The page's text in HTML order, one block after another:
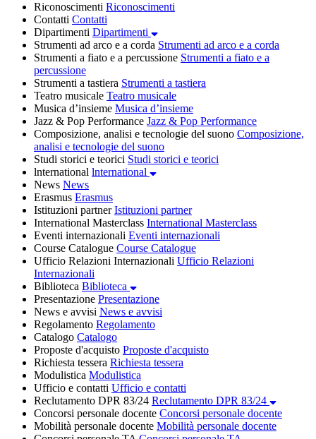
Riconoscimenti Riconoscimenti
Contatti Contatti
Dipartimenti Dipartimenti
Strumenti ad arco e a corda Strumenti ad arco e a corda
Strumenti a fiato e a percussione Strumenti a fiato e a
percussione
Strumenti a tastiera Strumenti a tastiera
Teatro musicale Teatro musicale
Musica d’insieme Musica d’insieme
Jazz & Pop Performance Jazz & Pop Performance
Composizione, analisi e tecnologie del suono Composizione,
analisi e tecnologie del suono
Studi storici e teorici Studi storici e teorici
lnternational lnternational
News News
Erasmus Erasmus
Istituzioni partner Istituzioni partner
International Masterclass International Masterclass
Eventi internazionali Eventi internazionali
Course Catalogue Course Catalogue
Ufficio Relazioni Internazionali Ufficio Relazioni
Internazionali
Biblioteca Biblioteca
Presentazione Presentazione
News e avvisi News e avvisi
Regolamento Regolamento
Catalogo Catalogo
Proposte d'acquisto Proposte d'acquisto
Richiesta tessera Richiesta tessera
Modulistica Modulistica
Ufficio e contatti Ufficio e contatti
Reclutamento DPR 83/24 Reclutamento DPR 83/24
Concorsi personale docente Concorsi personale docente
Mobilità personale docente Mobilità personale docente